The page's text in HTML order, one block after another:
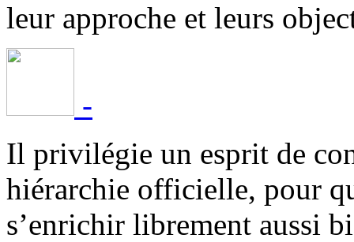
leur approche et leurs
-
Il privilégie un esprit de
hiérarchie officielle, pour
s’enrichir librement aussi